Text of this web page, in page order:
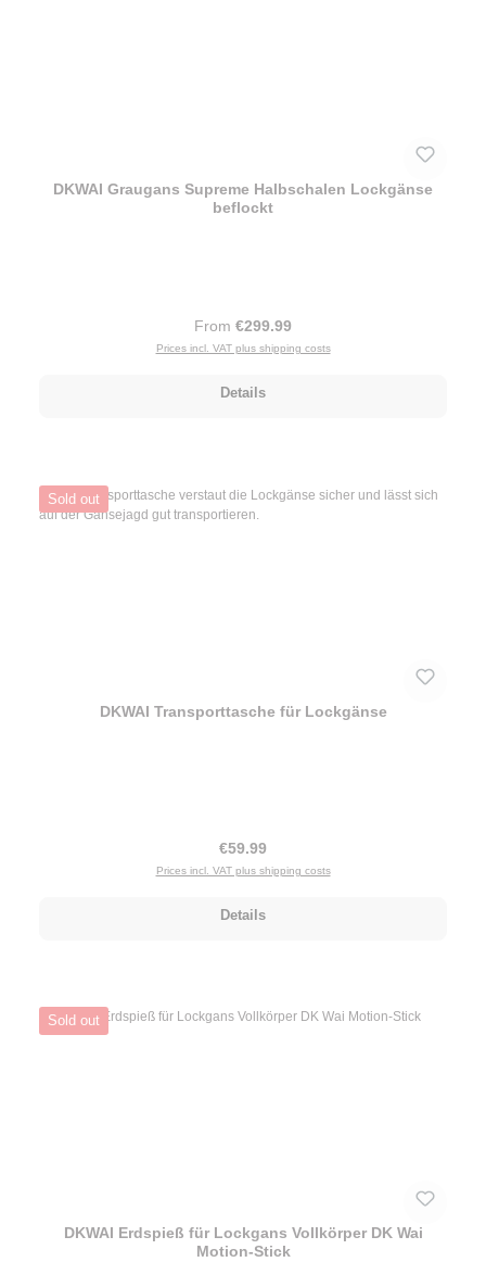
DKWAI Graugans Supreme Halbschalen Lockgänse
beflockt
Regular price:
From €299.99
Prices incl. VAT plus shipping costs
Details
Sold out
DKWAI Transporttasche für Lockgänse
Regular price:
€59.99
Prices incl. VAT plus shipping costs
Details
Sold out
DKWAI Erdspieß für Lockgans Vollkörper DK Wai
Motion-Stick